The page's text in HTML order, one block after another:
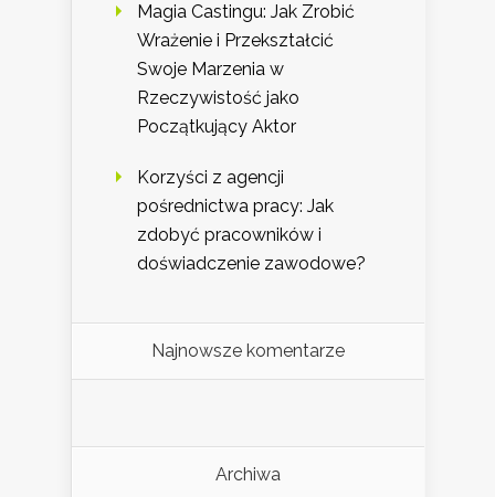
Magia Castingu: Jak Zrobić
Wrażenie i Przekształcić
Swoje Marzenia w
Rzeczywistość jako
Początkujący Aktor
Korzyści z agencji
pośrednictwa pracy: Jak
zdobyć pracowników i
doświadczenie zawodowe?
Najnowsze komentarze
Archiwa